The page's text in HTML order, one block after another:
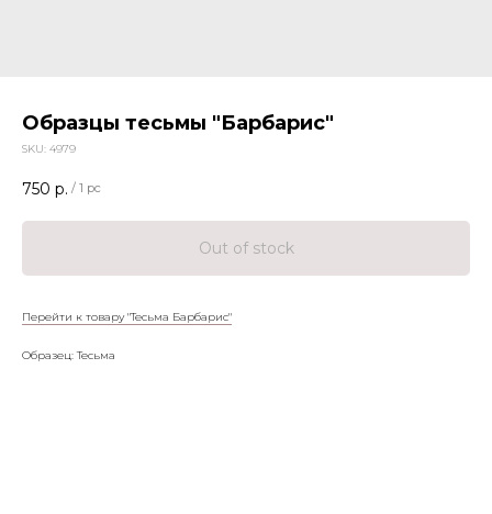
Образцы тесьмы "Барбарис"
SKU: 4979
750 р. / 1 pc
Out of stock
Перейти к товару "Тесьма Барбарис"
Образец: Тесьма